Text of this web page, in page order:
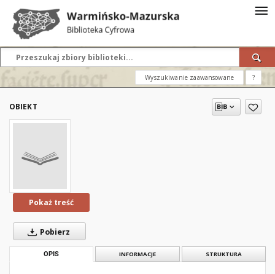
Wyszukiwanie zaawansowane ?
OBIEKT
Pokaż treść
Pobierz
OPIS INFORMACJE STRUKTURA